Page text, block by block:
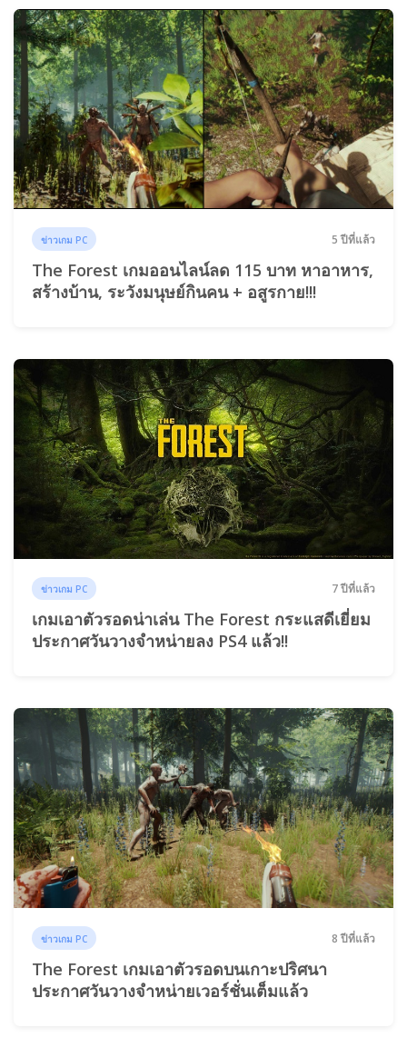
ข่าวเกม PC 5 ปีที่แล้ว
The Forest เกมออนไลน์ลด 115 บาท หาอาหาร,
สร้างบ้าน, ระวังมนุษย์กินคน + อสูรกาย!!!
ข่าวเกม PC 7 ปีที่แล้ว
เกมเอาตัวรอดน่าเล่น The Forest กระแสดีเยี่ยม
ประกาศวันวางจำหน่ายลง PS4 แล้ว!!
ข่าวเกม PC 8 ปีที่แล้ว
The Forest เกมเอาตัวรอดบนเกาะปริศนา
ประกาศวันวางจำหน่ายเวอร์ชั่นเต็มแล้ว